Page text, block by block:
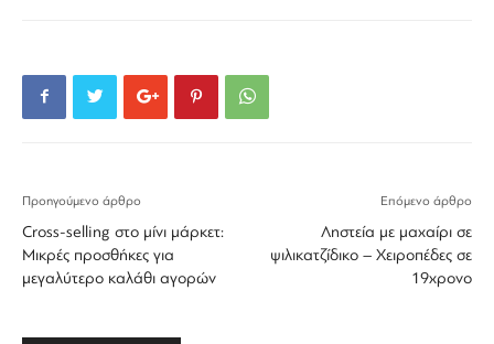
Προηγούμενο άρθρο
Cross-selling στο μίνι μάρκετ:
Μικρές προσθήκες για
μεγαλύτερο καλάθι αγορών
Επόμενο άρθρο
Ληστεία με μαχαίρι σε
ψιλικατζίδικο – Χειροπέδες σε
19χρονο